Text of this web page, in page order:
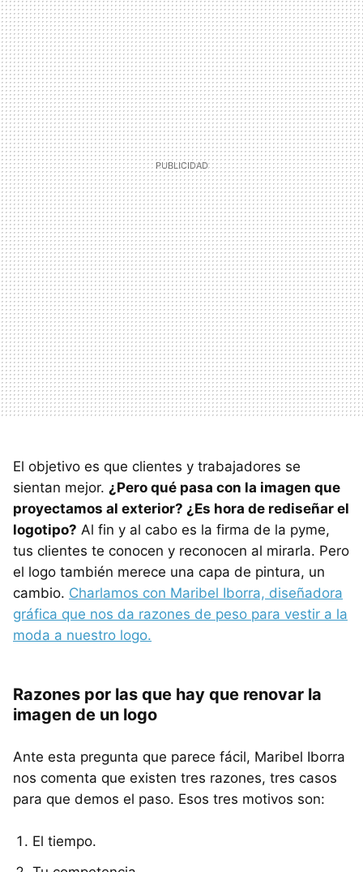
El objetivo es que clientes y trabajadores se
sientan mejor. ¿Pero qué pasa con la imagen que
proyectamos al exterior? ¿Es hora de rediseñar el
logotipo? Al fin y al cabo es la firma de la pyme,
tus clientes te conocen y reconocen al mirarla. Pero
el logo también merece una capa de pintura, un
cambio. Charlamos con Maribel Iborra, diseñadora
gráfica que nos da razones de peso para vestir a la
moda a nuestro logo.
Razones por las que hay que renovar la
imagen de un logo
Ante esta pregunta que parece fácil, Maribel Iborra
nos comenta que existen tres razones, tres casos
para que demos el paso. Esos tres motivos son:
El tiempo.